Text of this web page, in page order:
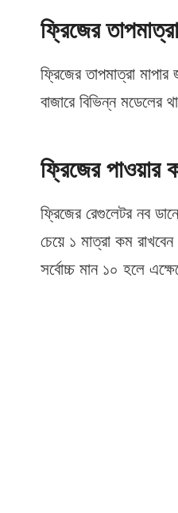
ফ্রিজের
ফ্রিজের তাপমাত্রা
বাজারে বিভিন্ন মডেলের
ফ্রিজের পাওয়ার
ফ্রিজের রেগুলেটর নব
চেয়ে ১ মাত্রা কম
সর্বোচ্চ মান ১০ হলে